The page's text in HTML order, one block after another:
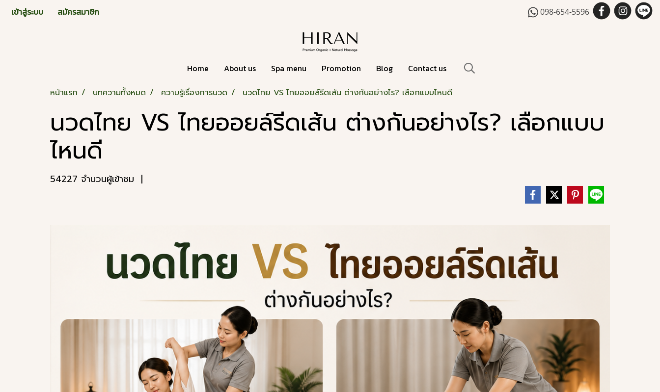
เข้าสู่ระบบ สมัครสมาชิก 098-654-5596
Home About us Spa menu Promotion Blog Contact us
หน้าแรก บทความทั้งหมด ความรู้เรื่องการนวด นวดไทย VS ไทยออยล์รีดเส้น ต่างกันอย่างไร? เลือกแบบไหนดี
นวดไทย VS ไทยออยล์รีดเส้น ต่างกันอย่างไร? เลือกแบบ
ไหนดี
54227 จำนวนผู้เข้าชม |